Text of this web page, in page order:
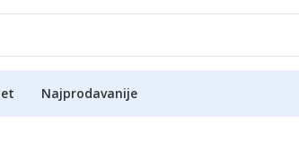
Najprodavanije